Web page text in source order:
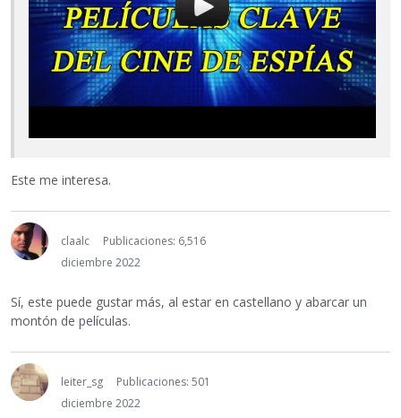
Este me interesa.
claalc
Publicaciones: 6,516
diciembre 2022
Sí, este puede gustar más, al estar en castellano y abarcar un
montón de películas.
leiter_sg
Publicaciones: 501
diciembre 2022